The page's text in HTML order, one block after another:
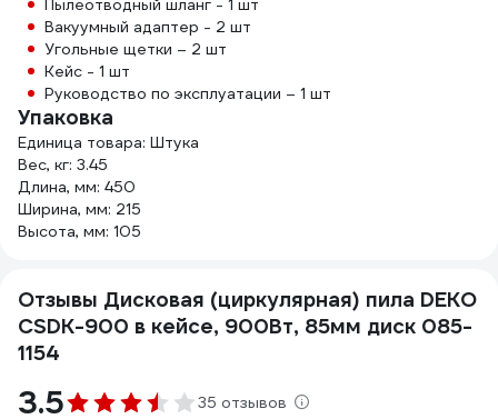
Пылеотводный шланг - 1 шт
Вакуумный адаптер - 2 шт
Угольные щетки – 2 шт
Кейс - 1 шт
Руководство по эксплуатации – 1 шт
Упаковка
Единица товара: Штука
Вес, кг: 3.45
Длина, мм: 450
Ширина, мм: 215
Высота, мм: 105
Отзывы Дисковая (циркулярная) пила DEKO
CSDK-900 в кейсе, 900Вт, 85мм диск 085-
1154
3.5 35 отзывов